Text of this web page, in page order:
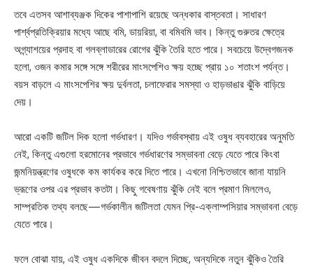
তবে এতসব আশাব্যঞ্জক দিকের পাশাপাশি রয়েছে অন্ধকার বাস্তবতা। সাধারণ
পার্শ্বপ্রতিক্রিয়ার মধ্যে আছে বমি, ডায়রিয়া, বা বমিবমি ভাব। কিন্তু গুরুতর ক্ষেত্রে
অগ্ন্যাশয়ের প্রদাহ বা গলব্লাডারের রোগের ঝুঁকি তৈরি হতে পারে। সবচেয়ে উদ্বেগজনক
হলো, ওজন কমার সঙ্গে সঙ্গে শরীরের মাংসপেশিও ক্ষয় হচ্ছে প্রায় ১০ শতাংশ পর্যন্ত।
বয়স বাড়লে এ মাংসপেশির ক্ষয় দুর্বলতা, চলাফেরার সমস্যা ও হাড়ভাঙার ঝুঁকি বাড়িয়ে
দেয়।
আরো একটি জটিল দিক হলো গর্ভধারণ। যদিও গর্ভাবস্থায় এই ওষুধ ব্যবহারের অনুমতি
নেই, কিন্তু এগুলো হরমোনের প্রভাবে গর্ভধারণের সম্ভাবনা বেড়ে যেতে পারে কিংবা
জন্মনিয়ন্ত্রণের ওষুধকে কম কার্যকর করে দিতে পারে। এখনো নিশ্চিতভাবে জানা যায়নি
ভ্রূণের ওপর এর প্রভাব কতটা। কিছু গবেষণায় ঝুঁকি নেই বলে প্রমাণ মিললেও,
সাম্প্রতিক তথ্য বলছে—গর্ভকালীন জটিলতা যেমন প্রি-এক্লাম্পসিয়ার সম্ভাবনা বেড়ে
যেতে পারে।
ফলে বোঝা যায়, এই ওষুধ একদিকে জীবন বদলে দিচ্ছে, অন্যদিকে নতুন ঝুঁকিও তৈরি